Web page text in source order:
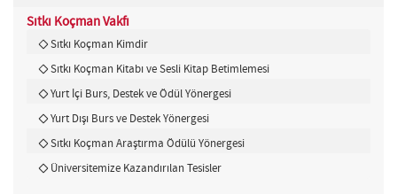
Sıtkı Koçman Vakfı
Sıtkı Koçman Kimdir
Sıtkı Koçman Kitabı ve Sesli Kitap Betimlemesi
Yurt İçi Burs, Destek ve Ödül Yönergesi
Yurt Dışı Burs ve Destek Yönergesi
Sıtkı Koçman Araştırma Ödülü Yönergesi
Üniversitemize Kazandırılan Tesisler